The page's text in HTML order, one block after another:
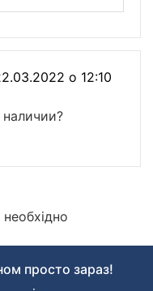
о 12:10
просто зараз!